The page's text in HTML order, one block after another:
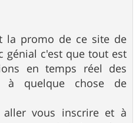
la promo de ce site de
génial c'est que tout est
en temps réel des
à quelque chose de
vous inscrire et à